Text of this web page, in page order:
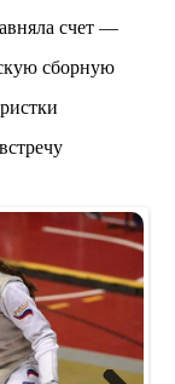
счет —
сборную